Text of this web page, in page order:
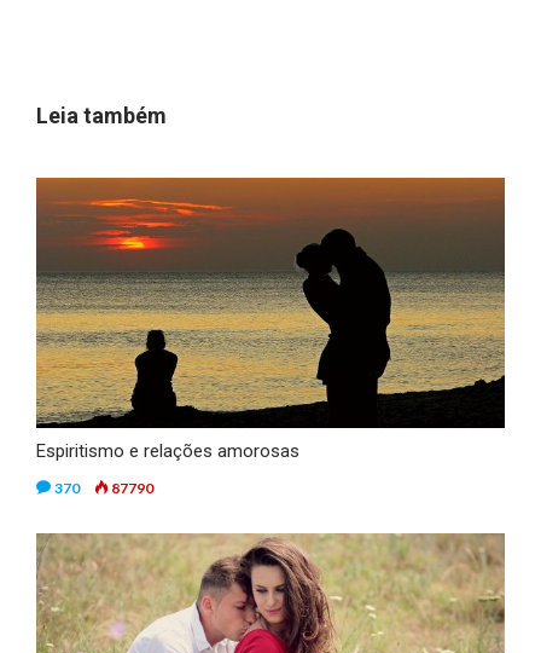
Leia também
Espiritismo e relações amorosas
370 87790